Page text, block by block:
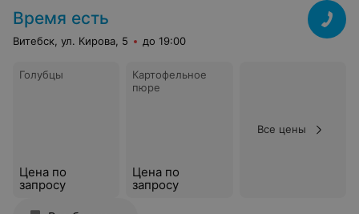
Время есть
Витебск, ул. Кирова, 5 до 19:00
Голубцы
Цена по
запросу
Картофельное
пюре
Цена по
запросу
Все цены